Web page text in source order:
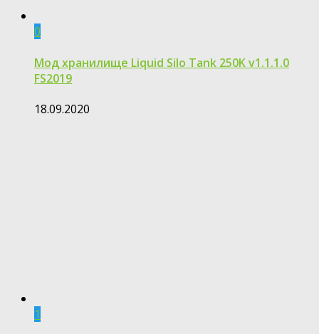
0
Мод хранилище Liquid Silo Tank 250K v1.1.1.0
FS2019
18.09.2020
1